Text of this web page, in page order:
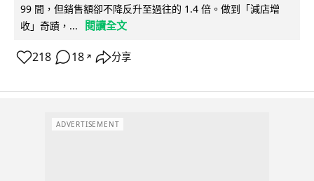
99 間，但銷售額卻不降反升至過往的 1.4 倍。做到「減店增
收」奇蹟，...
閱讀全文
218 18 ↗ 分享
ADVERTISEMENT